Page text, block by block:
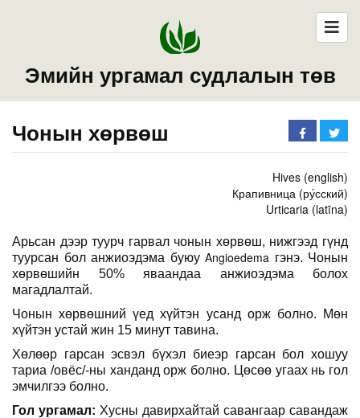
Эмийн ургамал судлалын төв
Чонын хөрвөш
Hives (english)
Крапивница (ру́сский)
Urticaria (latīna)
Арьсан дээр туурч гарвал чонын хөрвөш, нижгээд гүнд
туурсан бол анжиоэдэма буюу Angioedema гэнэ. Чонын
хөрвөшийн 50% яваандаа анжиоэдэма болох
магадлалтай.
Чонын хөрвөшний үед хүйтэн усанд орж болно. Мөн
хүйтэн устай жин 15 минут тавина.
Хөлөөр гарсан эсвэл бүхэл биеэр гарсан бол хошуу
тариа /овёс/-ны ханданд орж болно. Цөсөө угаах нь гол
эмчилгээ болно.
Гол ургамал: Хусны давирхайтай савангаар савандаж